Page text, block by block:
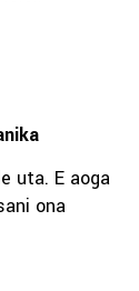
uta. E aoga
ona